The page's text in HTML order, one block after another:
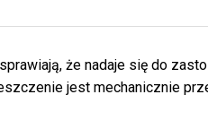
że nadaje się do
jest mechanicznie